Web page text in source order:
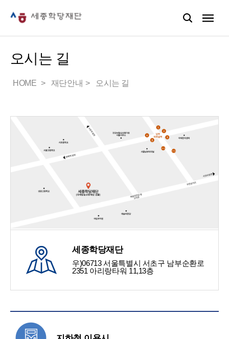
오시는 길
HOME 재단안내 오시는 길
세종학당재단
우)06713 서울특별시 서초구 남부순환로
2351 아리랑타워 11,13층